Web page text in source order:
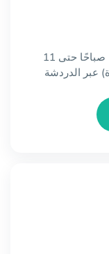
دعم العملاء متاح يوميًا من الساعة 10 صباحًا حتى 11